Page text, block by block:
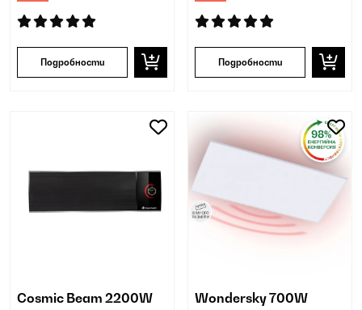
Подробности Подробности
Cosmic Beam 2200W
Wondersky 700W